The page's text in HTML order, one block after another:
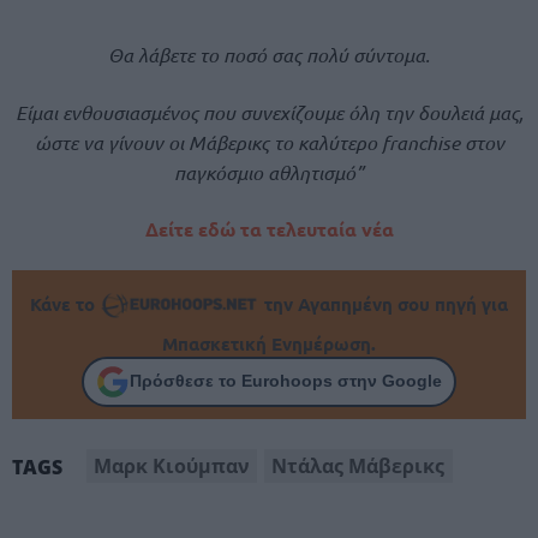
Θα λάβετε το ποσό σας πολύ σύντομα.
Είμαι ενθουσιασμένος που συνεχίζουμε όλη την δουλειά μας,
ώστε να γίνουν οι Μάβερικς το καλύτερο franchise στον
παγκόσμιο αθλητισμό”
Δείτε εδώ τα τελευταία νέα
Κάνε το
την Αγαπημένη σου πηγή για
Μπασκετική Ενημέρωση.
Πρόσθεσε το Eurohoops στην Google
TAGS Μαρκ Κιούμπαν Ντάλας Μάβερικς